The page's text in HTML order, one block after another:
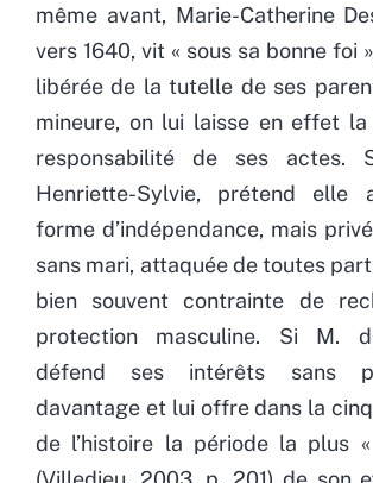
même avant, Marie-Catherine
vers 1640, vit « sous sa bonne foi
libérée de la tutelle de ses
mineure, on lui laisse en effet
responsabilité de ses actes.
Henriette-Sylvie, prétend elle
forme d’indépendance, mais
sans mari, attaquée de toutes
bien souvent contrainte de
protection masculine. Si M.
défend ses intérêts sans
davantage et lui offre dans la
de l’histoire la période la plus